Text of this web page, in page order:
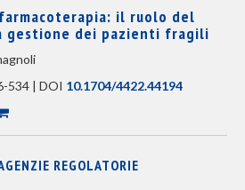
il ruolo del
gestione dei pazienti fragili
534 | DOI 10.1704/4422.44194
REGOLATORIE